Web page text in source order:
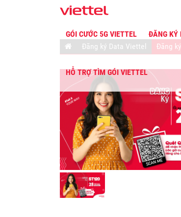
GÓI CƯỚC 5G VIETTEL ĐĂNG KÝ
HỖ TRỢ TÌM GÓI VIETTEL
Đăng ký Data Viettel Đăng